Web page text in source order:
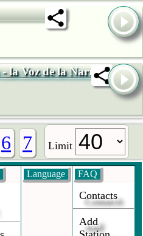
la Voz de la Narro
6 7 Limit
Language FAQ
Contacts
Add